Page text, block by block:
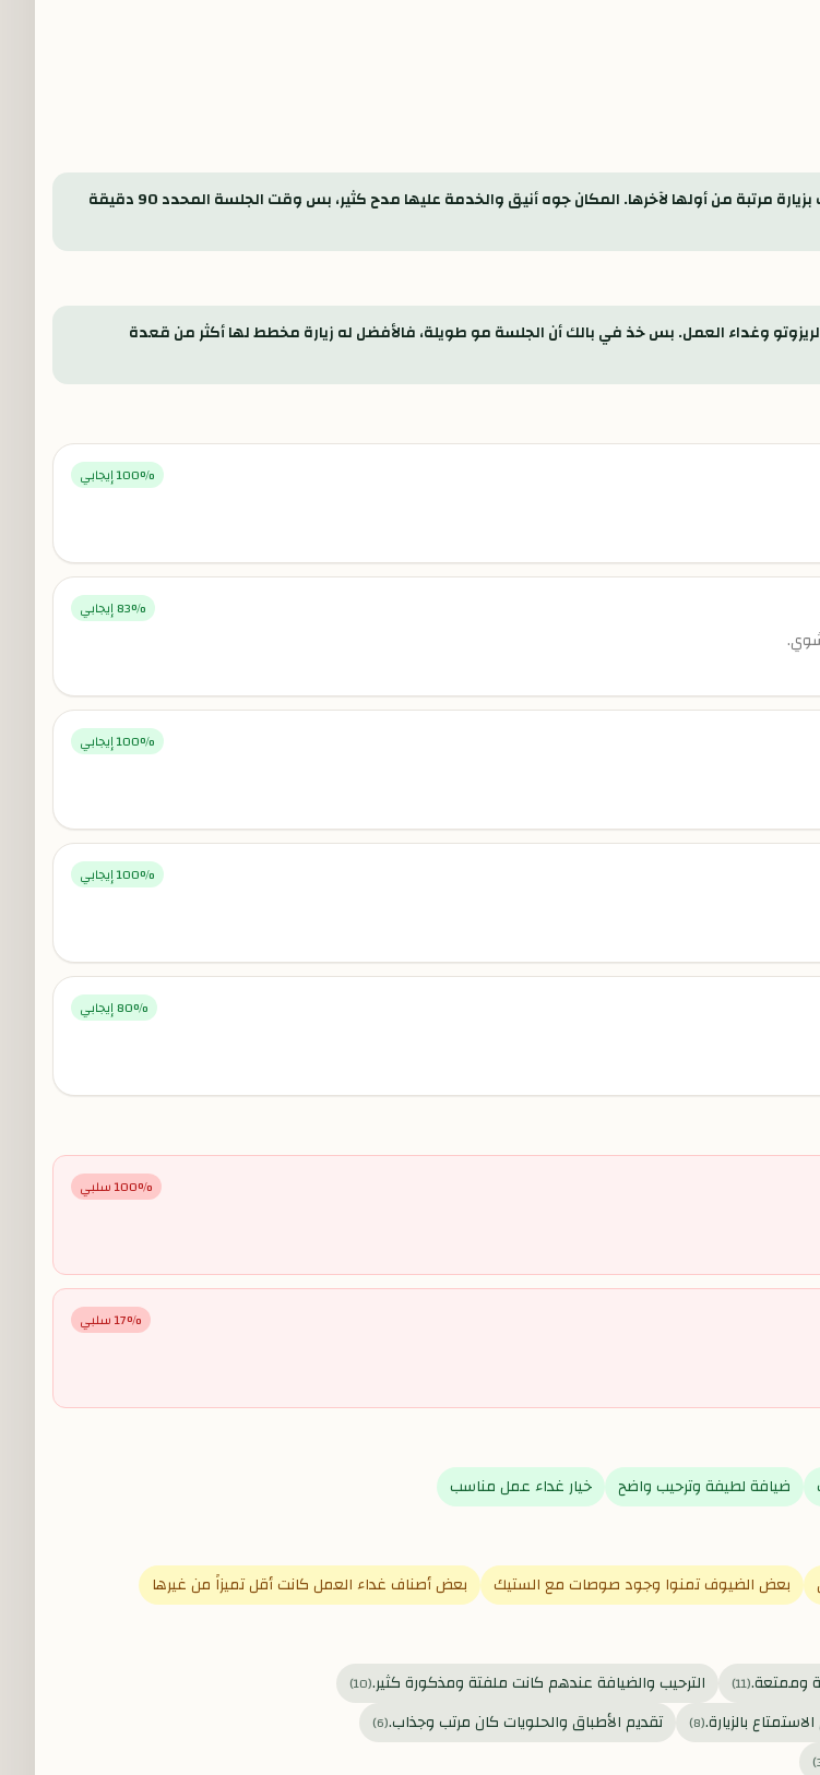
بيتزا المارجريتا والريزوتو هم اللي لفتوا الناس هنا، ومعاهم الحلويات والقهوة يطلعونك بزيارة مرتبة من أولها لآخرها. المكان جوه أنيق والخدمة عليها مدح كثير، بس وقت الجلسة المحدد 90 دقيقة
وغداء العمل. بس خذ في بالك أن الجلسة مو طويلة، فالأفضل له زيارة مخطط لها أكثر من قعدة
100% إيجابي
83% إيجابي
100% إيجابي
100% إيجابي
80% إيجابي
100% سلبي
17% سلبي
ضيافة لطيفة وترحيب واضح خيار غداء عمل مناسب
بعض الضيوف تمنوا وجود صوصات مع الستيك بعض أصناف غداء العمل كانت أقل تميزاً من غيرها
وممتعة.(
11
) الترحيب والضيافة عندهم كانت ملفتة ومذكورة كثير.(
10
)
بالزيارة.(
8
) تقديم الأطباق والحلويات كان مرتب وجذاب.(
6
)
)